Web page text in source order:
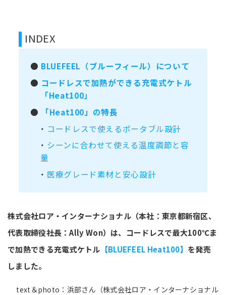
INDEX
● BLUEFEEL（ブルーフィール）について
● コードレスで加熱ができる充電式ケトル
「Heat100」
●
「Heat100」の特長
・ コードレスで使えるポータブル設計
・ シーンに合わせて使える温度調節と容
量
・ 医療グレード素材と安心設計
株式会社ロア・インターナショナル（本社：東京都新宿区、
代表取締役社長：Ally Won）は、コードレスで最大100℃ま
で加熱できる充電式ケトル 【BLUEFEEL Heat100】 を発売
しました。
text＆photo：浜部さん（株式会社ロア・インターナショナル